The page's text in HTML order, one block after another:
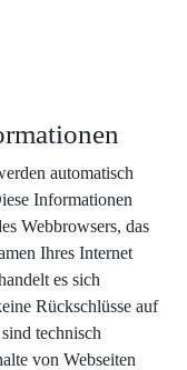
automatisch
Informationen
Webbrowsers, das
Ihres Internet
es sich
Rückschlüsse auf
technisch
von Webseiten